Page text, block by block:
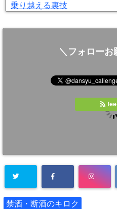
乗り越える裏技
＼フォローお
禁酒・断酒のキロク